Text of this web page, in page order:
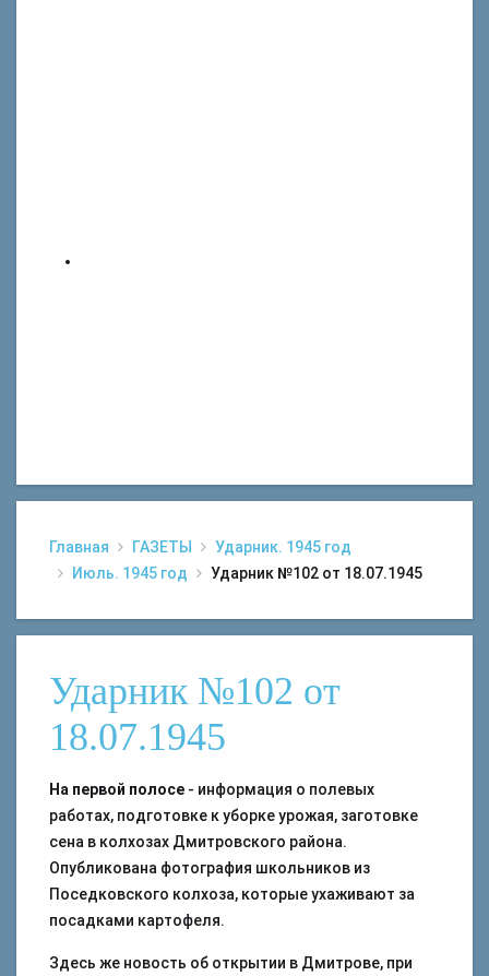
Главная ГАЗЕТЫ
Ударник. 1945 год
Июль. 1945 год
Ударник №102 от 18.07.1945
Ударник №102 от
18.07.1945
На первой полосе - информация о полевых
работах, подготовке к уборке урожая, заготовке
сена в колхозах Дмитровского района.
Опубликована фотография школьников из
Поседковского колхоза, которые ухаживают за
посадками картофеля.
Здесь же новость об открытии в Дмитрове, при